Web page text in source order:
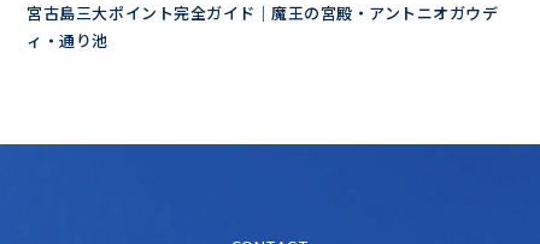
宮古島三大ポイント完全ガイド｜魔王の宮殿・アントニオガウデ
ィ・通り池